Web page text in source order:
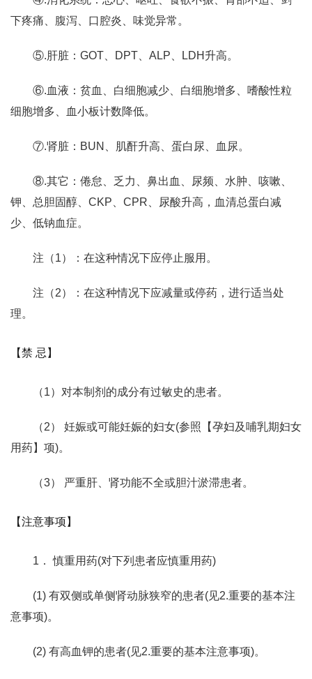
下疼痛、腹泻、口腔炎、味觉异常。
⑤.肝脏：GOT、DPT、ALP、LDH升高。
⑥.血液：贫血、白细胞减少、白细胞增多、嗜酸性粒
细胞增多、血小板计数降低。
⑦.肾脏：BUN、肌酐升高、蛋白尿、血尿。
⑧.其它：倦怠、乏力、鼻出血、尿频、水肿、咳嗽、
钾、总胆固醇、CKP、CPR、尿酸升高，血清总蛋白减
少、低钠血症。
注（1）：在这种情况下应停止服用。
注（2）：在这种情况下应减量或停药，进行适当处
理。
【禁 忌】
（1）对本制剂的成分有过敏史的患者。
（2） 妊娠或可能妊娠的妇女(参照【孕妇及哺乳期妇女
用药】项)。
（3） 严重肝、肾功能不全或胆汁淤滞患者。
【注意事项】
1． 慎重用药(对下列患者应慎重用药)
(1) 有双侧或单侧肾动脉狭窄的患者(见2.重要的基本注
意事项)。
(2) 有高血钾的患者(见2.重要的基本注意事项)。